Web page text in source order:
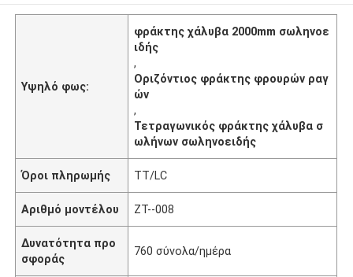
Υψηλό φως:
φράκτης χάλυβα 2000mm σωληνοε
ιδής
,
Οριζόντιος φράκτης φρουρών ραγ
ών
,
Τετραγωνικός φράκτης χάλυβα σ
ωλήνων σωληνοειδής
Όροι πληρωμής TT/LC
Αριθμό μοντέλου ZT--008
Δυνατότητα προ
σφοράς
760 σύνολα/ημέρα